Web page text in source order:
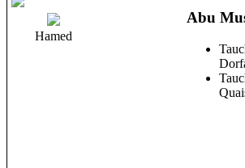
Hamed
Abu